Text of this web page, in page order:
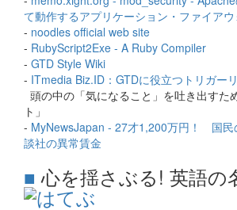
て動作するアプリケーション・ファイア
- noodles official web site
- RubyScript2Exe - A Ruby Compiler
- GTD Style Wiki
- ITmedia Biz.ID：GTDに役立つトリガー
頭の中の「気になること」を吐き出すた
ト」
- MyNewsJapan - 27才1,200万円！ 国民
談社の異常賃金
■ 心を揺さぶる! 英語の